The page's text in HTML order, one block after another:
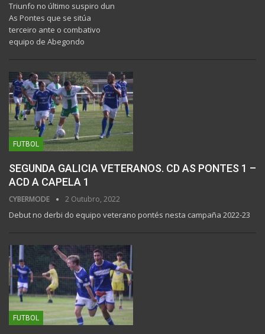
Triunfo no último suspiro dun
As Pontes que se sitúa
terceiro ante o combativo
equipo de Abegondo
FUTBOL
SEGUNDA GALICIA VETERANOS. CD AS PONTES 1 –
ACD A CAPELA 1
CYBERMODE 2 Outubro, 2022
Debut no derbi do equipo veterano pontés nesta campaña 2022-23
FUTBOL